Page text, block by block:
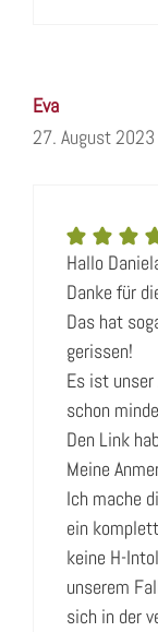
Eva
27. August
Hallo
Danke für
Das hat
gerissen!
Es ist
schon
Den Link
Meine
Ich mache
ein
keine H-
unserem
sich in der